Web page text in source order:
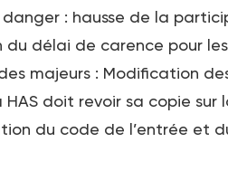
danger : hausse de la
du délai de carence pour
majeurs : Modification
HAS doit revoir sa copie sur
du code de l’entrée et